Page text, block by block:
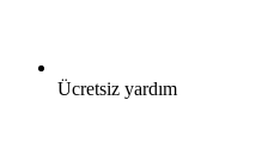
Ücretsiz yardım